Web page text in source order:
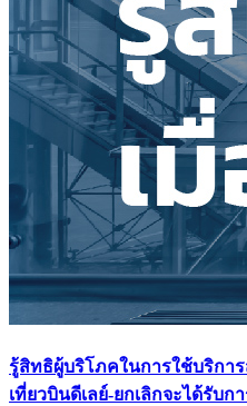
รู้สิทธิผู้บริโภคในการใช้บริกา
เที่ยวบินดีเลย์-ยกเลิกจะได้รับก